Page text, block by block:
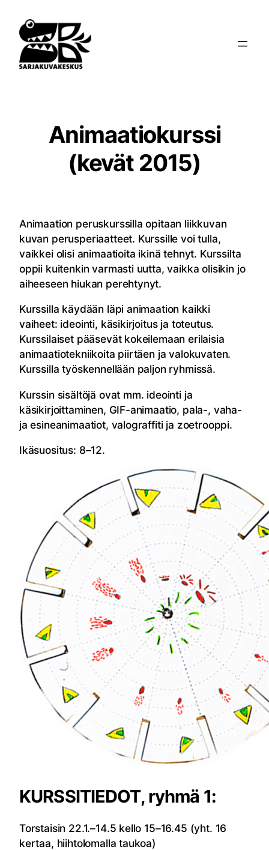
sisältöön
Animaatiokurssi
(kevät 2015)
Animaation peruskurssilla opitaan liikkuvan
kuvan perusperiaatteet. Kurssille voi tulla,
vaikkei olisi animaatioita ikinä tehnyt. Kurssilta
oppii kuitenkin varmasti uutta, vaikka olisikin jo
aiheeseen hiukan perehtynyt.
Kurssilla käydään läpi animaation kaikki
vaiheet: ideointi, käsikirjoitus ja toteutus.
Kurssilaiset pääsevät kokeilemaan erilaisia
animaatiotekniikoita piirtäen ja valokuvaten.
Kurssilla työskennellään paljon ryhmissä.
Kurssin sisältöjä ovat mm. ideointi ja
käsikirjoittaminen, GIF-animaatio, pala-, vaha-
ja esineanimaatiot, valograffiti ja zoetrooppi.
Ikäsuositus: 8–12.
KURSSITIEDOT, ryhmä 1:
Torstaisin 22.1.–14.5 kello 15–16.45 (yht. 16
kertaa, hiihtolomalla taukoa)